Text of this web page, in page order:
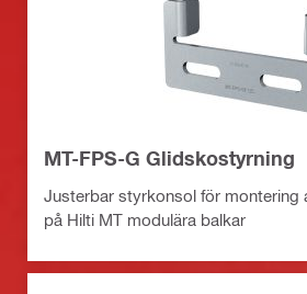
MT-FPS-G Glidskostyrning
Justerbar styrkonsol för montering
på Hilti MT modulära balkar